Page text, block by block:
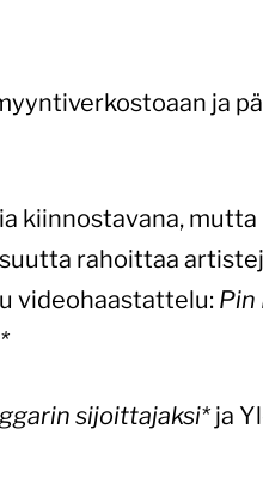
ja
kiinnostavana, mutta
rahoittaa
videohaastattelu: Pin
sijoittajaksi* ja